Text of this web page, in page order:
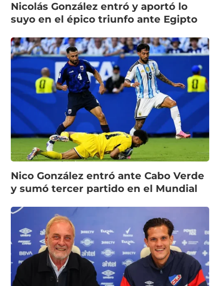
Nicolás González entró y aportó lo
suyo en el épico triunfo ante Egipto
Nico González entró ante Cabo Verde
y sumó tercer partido en el Mundial